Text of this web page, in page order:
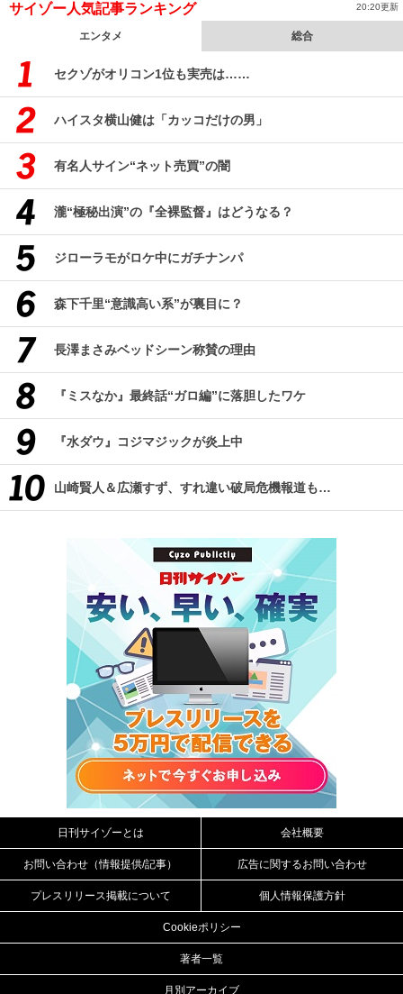
サイゾー人気記事ランキング 20:20更新
エンタメ 総合
セクゾがオリコン1位も実売は……
ハイスタ横山健は「カッコだけの男」
有名人サイン“ネット売買”の闇
瀧“極秘出演”の『全裸監督』はどうなる？
ジローラモがロケ中にガチナンパ
森下千里“意識高い系”が裏目に？
長澤まさみベッドシーン称賛の理由
『ミスなか』最終話“ガロ編”に落胆したワケ
『水ダウ』コジマジックが炎上中
山崎賢人＆広瀬すず、すれ違い破局危機報道も…
日刊サイゾーとは 会社概要
お問い合わせ（情報提供/記事） 広告に関するお問い合わせ
プレスリリース掲載について 個人情報保護方針
Cookieポリシー
著者一覧
月別アーカイブ